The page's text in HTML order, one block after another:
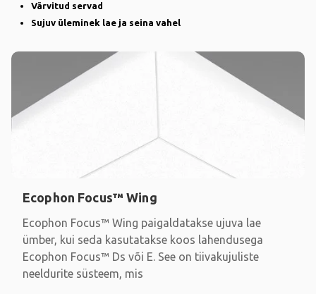
Värvitud servad
Sujuv üleminek lae ja seina vahel
Ecophon Focus™ Wing
Ecophon Focus™ Wing paigaldatakse ujuva lae
ümber, kui seda kasutatakse koos lahendusega
Ecophon Focus™ Ds või E. See on tiivakujuliste
neeldurite süsteem, mis